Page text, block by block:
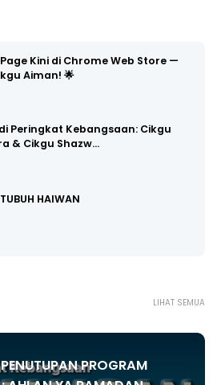
Kini di Chrome Web Store —
Aiman! 🌟
Peringkat Kebangsaan: Cikgu
& Cikgu Shazw…
HAIWAN
LIHAT SEMUA
PROGRAM